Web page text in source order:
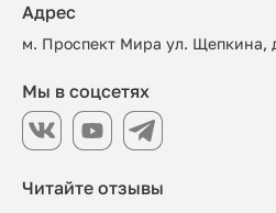
Читайте отзывы
Адрес
м. Проспект Мира ул. Щепкина,
Мы в соцсетях